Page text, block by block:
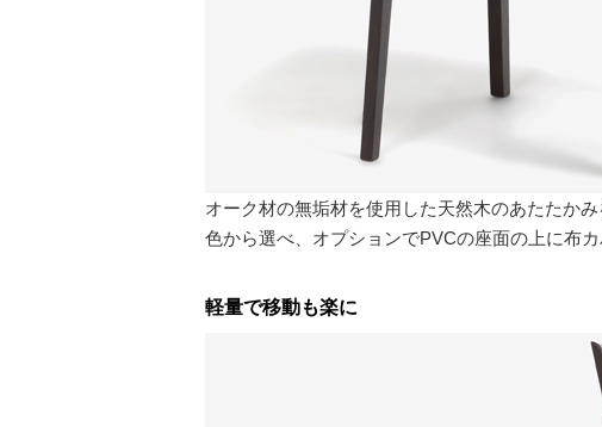
オーク材の無垢材を使用した天然木のあたたか
色から選べ、オプションでPVCの座面の上に布
軽量で移動も楽に